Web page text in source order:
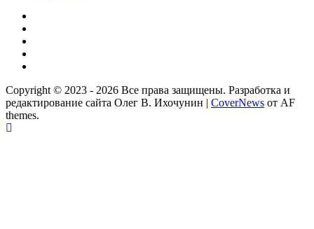
Copyright © 2023 - 2026 Все права защищены. Разработка и
редактирование сайта Олег В. Ихочунин
CoverNews от AF
themes.